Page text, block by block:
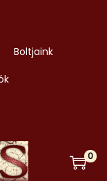
Boltjaink
0